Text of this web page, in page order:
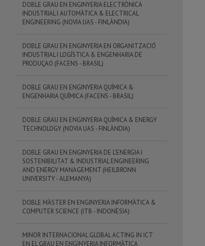
DOBLE GRAU EN ENGINYERIA ELECTRÒNICA
INDUSTRIAL I AUTOMÀTICA & ELECTRICAL
ENGINEERING (NOVIA UAS - FINLÀNDIA)
DOBLE GRAU EN ENGINYERIA EN ORGANITZACIÓ
INDUSTRIAL I LOGÍSTICA & ENGENHARIA DE
PRODUÇAO (FACENS - BRASIL)
DOBLE GRAU EN ENGINYERIA QUÍMICA &
ENGENHARIA QUÍMICA (FACENS - BRASIL)
DOBLE GRAU EN ENGINYERIA QUÍMICA & ENERGY
TECHNOLOGY (NOVIA UAS - FINLÀNDIA)
DOBLE GRAU EN ENGINYERIA DE L'ENERGIA I
SOSTENIBILITAT & INDUSTRIAL ENGINEERING
AND ENERGY MANAGEMENT (HEILBRONN
UNIVERSITY - ALEMANYA)
DOBLE MÀSTER EN ENGINYERIA INFORMÀTICA &
COMPUTER SCIENCE (ITB - INDONÈSIA)
MINOR INTERNACIONAL GLOBAL ACTING IN ICT
EN EL GRAU EN ENGINYERIA INFORMÀTICA